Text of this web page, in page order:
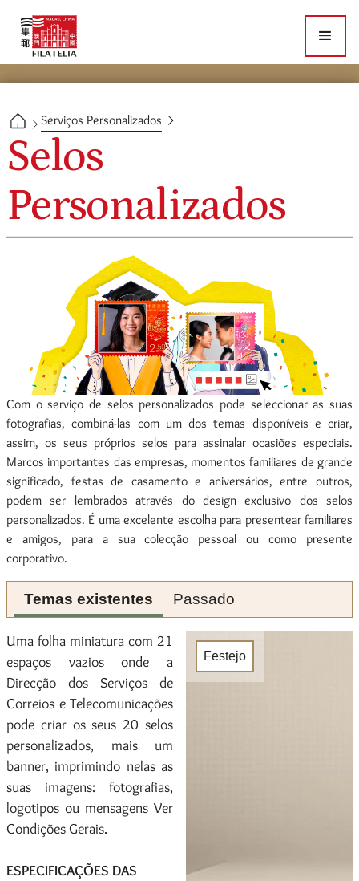
Serviços Personalizados
Selos
Personalizados
Com o serviço de selos personalizados pode seleccionar as suas
fotografias, combiná-las com um dos temas disponíveis e criar,
assim, os seus próprios selos para assinalar ocasiões especiais.
Marcos importantes das empresas, momentos familiares de grande
significado, festas de casamento e aniversários, entre outros,
podem ser lembrados através do design exclusivo dos selos
personalizados. É uma excelente escolha para presentear familiares
e amigos, para a sua colecção pessoal ou como presente
corporativo.
Temas existentes Passado
Uma folha miniatura com 21
espaços vazios onde a
Direcção dos Serviços de
Correios e Telecomunicações
pode criar os seus 20 selos
personalizados, mais um
banner, imprimindo nelas as
suas imagens: fotografias,
logotipos ou mensagens Ver
Condições Gerais.
ESPECIFICAÇÕES DAS
Festejo